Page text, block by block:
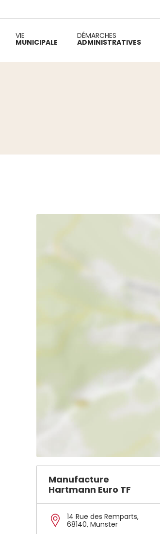
VIE
MUNICIPALE
DÉMARCHES
ADMINISTRATIVES
Manufacture
Hartmann Euro TF
14 Rue des Remparts,
68140, Munster